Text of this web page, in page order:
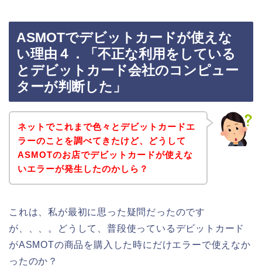
ASMOTでデビットカードが使えな
い理由４．「不正な利用をしている
とデビットカード会社のコンピュー
ターが判断した」
ネットでこれまで色々とデビットカードエ
ラーのことを調べてきたけど、どうして
ASMOTのお店でデビットカードが使えな
いエラーが発生したのかしら？
これは、私が最初に思った疑問だったのです
が、、、。どうして、普段使っているデビットカード
がASMOTの商品を購入した時にだけエラーで使えなか
ったのか？